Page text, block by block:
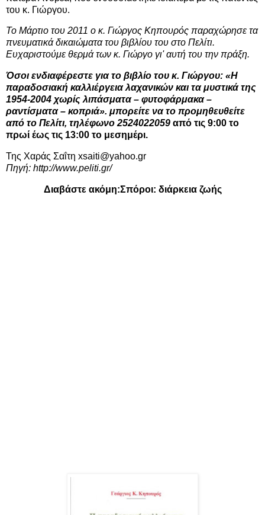
του κ. Γιώργου.
Το Μάρτιο του 2011 ο κ. Γιώργος Κηπουρός παραχώρησε τα
πνευματικά δικαιώματα του βιβλίου του στο Πελίτι.
Ευχαριστούμε θερμά των κ. Γιώργο γι' αυτή του την πράξη.
Όσοι ενδιαφέρεστε για το βιβλίο του κ. Γιώργου: «Η
παραδοσιακή καλλιέργεια λαχανικών και τα μυστικά της
1954-2004 χωρίς λιπάσματα – φυτοφάρμακα –
ραντίσματα – κοπριά». μπορείτε να το προμηθευθείτε
από το Πελίτι, τηλέφωνο 2524022059 από τις 9:00 το
πρωί έως τις 13:00 το μεσημέρι.
Της Χαράς Σαΐτη xsaiti@yahoo.gr
Πηγή: http://www.peliti.gr/
Διαβάστε ακόμη:Σπόροι: διάρκεια ζωής